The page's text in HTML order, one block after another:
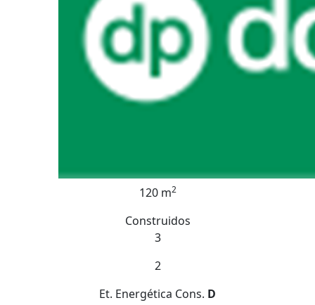
120 m2
Construidos
3
2
Et. Energética Cons. D